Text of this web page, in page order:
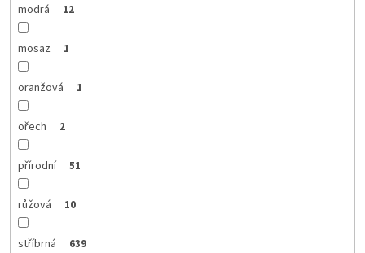
modrá 12
mosaz 1
oranžová 1
ořech 2
přírodní 51
růžová 10
stříbrná 639